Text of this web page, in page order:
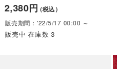
2,380円（税込）
販売期間：'22/5/17 00:00 ～
販売中 在庫数 3